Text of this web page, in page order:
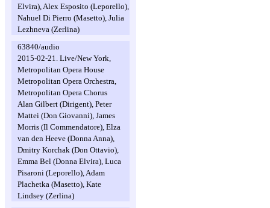
Elvira), Alex Esposito (Leporello),
Nahuel Di Pierro (Masetto), Julia
Lezhneva (Zerlina)
63840/audio
2015-02-21. Live/New York,
Metropolitan Opera House
Metropolitan Opera Orchestra,
Metropolitan Opera Chorus
Alan Gilbert (Dirigent), Peter
Mattei (Don Giovanni), James
Morris (Il Commendatore), Elza
van den Heeve (Donna Anna),
Dmitry Korchak (Don Ottavio),
Emma Bel (Donna Elvira), Luca
Pisaroni (Leporello), Adam
Plachetka (Masetto), Kate
Lindsey (Zerlina)